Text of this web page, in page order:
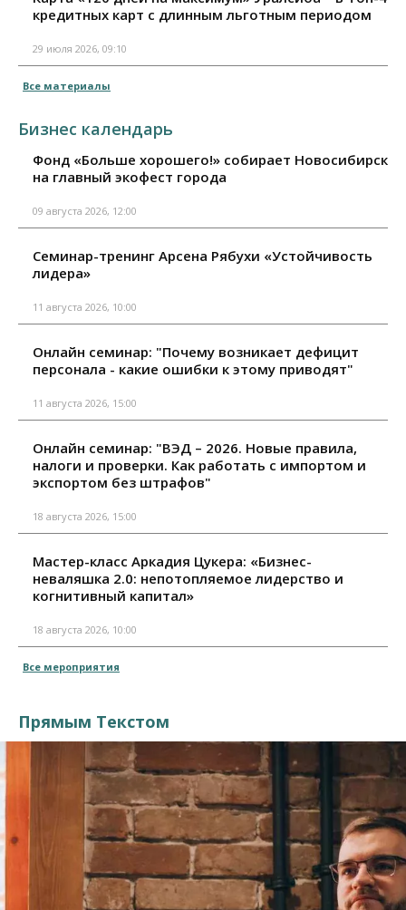
кредитных карт с длинным льготным периодом
29 июля 2026, 09:10
Все материалы
Бизнес календарь
Фонд «Больше хорошего!» собирает Новосибирск
на главный экофест города
09 августа 2026, 12:00
Семинар-тренинг Арсена Рябухи «Устойчивость
лидера»
11 августа 2026, 10:00
Онлайн семинар: "Почему возникает дефицит
персонала - какие ошибки к этому приводят"
11 августа 2026, 15:00
Онлайн семинар: "ВЭД – 2026. Новые правила,
налоги и проверки. Как работать с импортом и
экспортом без штрафов"
18 августа 2026, 15:00
Мастер-класс Аркадия Цукера: «Бизнес-
неваляшка 2.0: непотопляемое лидерство и
когнитивный капитал»
18 августа 2026, 10:00
Все мероприятия
Прямым Текстом